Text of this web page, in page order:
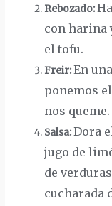
Rebozado:
con harina
el tofu.
Freir:En
ponemos
nos queme.
Salsa:Dora
jugo de
de
cucharada